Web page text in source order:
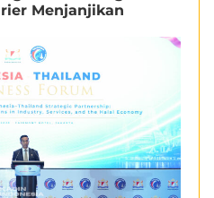
Menjanjikan